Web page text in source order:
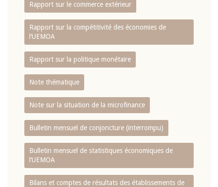
Rapport sur le commerce extérieur
Rapport sur la compétitivité des économies de
l‘UEMOA
Rapport sur la politique monétaire
Note thématique
Note sur la situation de la microfinance
Bulletin mensuel de conjoncture (interrompu)
Bulletin mensuel de statistiques économiques de
l‘UEMOA
Bilans et comptes de résultats des établissements de